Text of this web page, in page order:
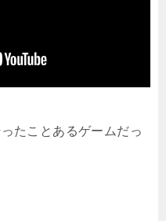
たことあるゲームだっ